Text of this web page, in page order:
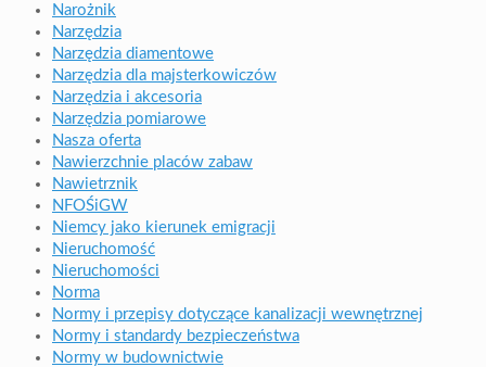
Narożnik
Narzędzia
Narzędzia diamentowe
Narzędzia dla majsterkowiczów
Narzędzia i akcesoria
Narzędzia pomiarowe
Nasza oferta
Nawierzchnie placów zabaw
Nawietrznik
NFOŚiGW
Niemcy jako kierunek emigracji
Nieruchomość
Nieruchomości
Norma
Normy i przepisy dotyczące kanalizacji wewnętrznej
Normy i standardy bezpieczeństwa
Normy w budownictwie